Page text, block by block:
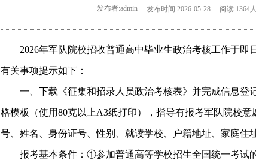
发布者:admin 发布时间:2026-05-28 阅读:1364人
2026年军队院校招收普通高中毕业生政治考核工作于即
有关事项提示如下：
一、下载《征集和招录人员政治考核表》并完成信息
格模板（使用80克以上A3纸打印），指导有报考军队院校
号、姓名、身份证号、性别、就读学校、户籍地址、家庭住
报考基本条件：①参加普通高等学校招生全国统一考试